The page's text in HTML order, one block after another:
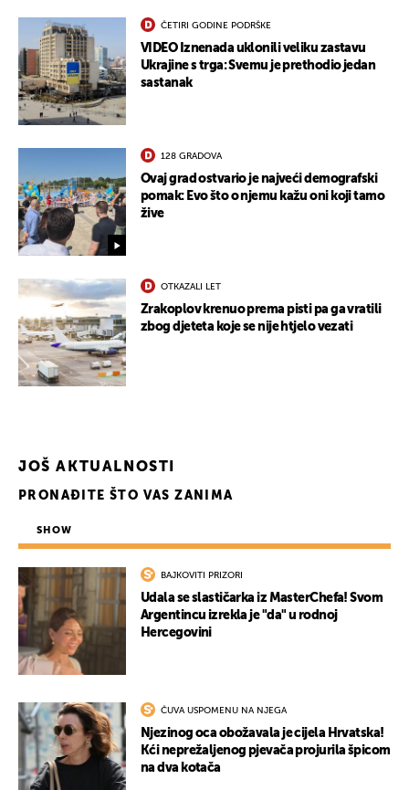
ČETIRI GODINE PODRŠKE
VIDEO Iznenada uklonili veliku zastavu
Ukrajine s trga: Svemu je prethodio jedan
sastanak
128 GRADOVA
Ovaj grad ostvario je najveći demografski
pomak: Evo što o njemu kažu oni koji tamo
žive
OTKAZALI LET
Zrakoplov krenuo prema pisti pa ga vratili
zbog djeteta koje se nije htjelo vezati
JOŠ AKTUALNOSTI
PRONAĐITE ŠTO VAS ZANIMA
SHOW
BAJKOVITI PRIZORI
Udala se slastičarka iz MasterChefa! Svom
Argentincu izrekla je "da" u rodnoj
Hercegovini
ČUVA USPOMENU NA NJEGA
Njezinog oca obožavala je cijela Hrvatska!
Kći neprežaljenog pjevača projurila špicom
na dva kotača
UKLJUČITE NOTIFIKACIJE